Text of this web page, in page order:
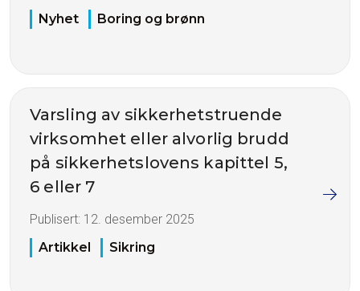
Nyhet
Boring og brønn
Varsling av sikkerhetstruende
virksomhet eller alvorlig brudd
på sikkerhetslovens kapittel 5,
6 eller 7
Publisert: 12. desember 2025
Artikkel
Sikring